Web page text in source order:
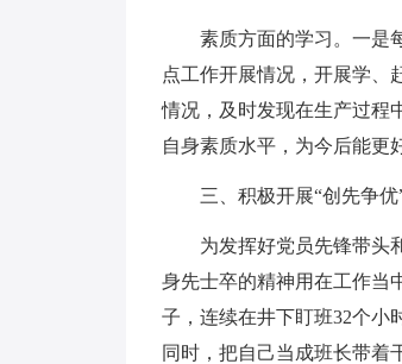
素质方面的学习。一是
点工作开展情况，开展学、
情况，及时发现在生产过程
自身素质水平，为今后能更
三、积极开展“创先争优
为发挥好党员先锋带头
身先士卒的精神用在工作当
子，连续在井下盯班32个小
同时，把自己当成班长带着